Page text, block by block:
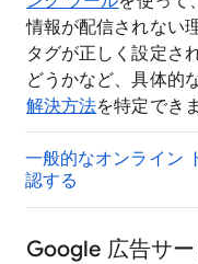
情報が配信されない
タグが正しく設定さ
どうかなど、具体的
解決方法を特定でき
一般的なオンライン
認する
Google 広告サ